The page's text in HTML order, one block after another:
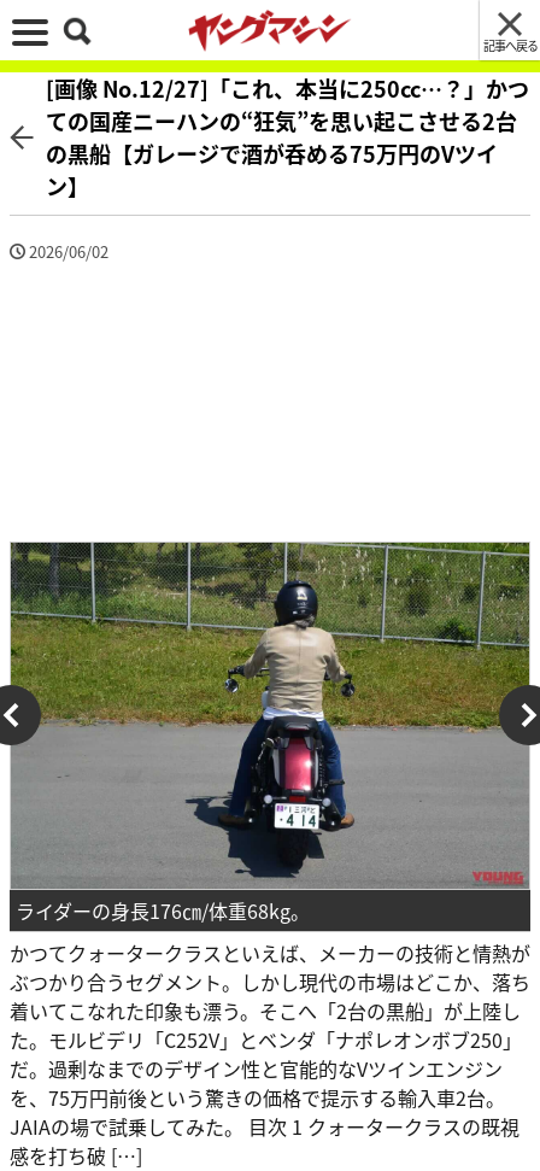
記事へ戻る
[画像 No.12/27]「これ、本当に250cc…？」かつ
ての国産ニーハンの“狂気”を思い起こさせる2台
の黒船【ガレージで酒が呑める75万円のVツイ
ン】
2026/06/02
ライダーの身長176㎝/体重68kg。
かつてクォータークラスといえば、メーカーの技術と情熱が
ぶつかり合うセグメント。しかし現代の市場はどこか、落ち
着いてこなれた印象も漂う。そこへ「2台の黒船」が上陸し
た。モルビデリ「C252V」とベンダ「ナポレオンボブ250」
だ。過剰なまでのデザイン性と官能的なVツインエンジン
を、75万円前後という驚きの価格で提示する輸入車2台。
JAIAの場で試乗してみた。 目次 1 クォータークラスの既視
感を打ち破 […]